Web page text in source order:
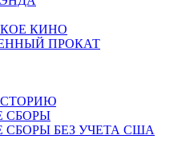
КИНО
ПРОКАТ
СБОРЫ
БЕЗ УЧЕТА США